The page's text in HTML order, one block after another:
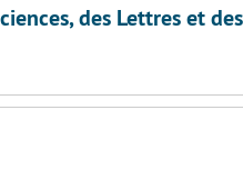
des Lettres et